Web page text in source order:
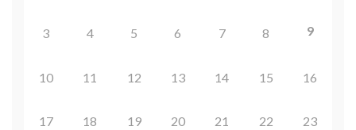
3 4 5 6 7 8 9
10 11 12 13 14 15 16
17 18 19 20 21 22 23